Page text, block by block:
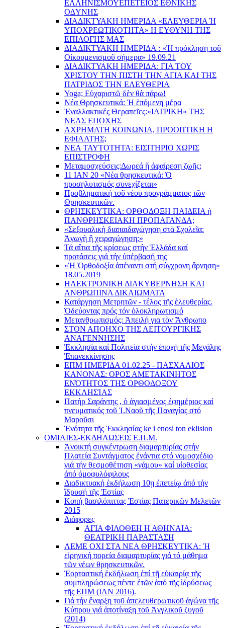
EΛΛΗΝΙΣΜΟΥEΠEΤΕΙΟΣ EΘΝΙΚHΣ
O∆YΝΗΣ
ΔΙΑΔΙΚΤΥΑΚΗ ΗΜΕΡΙΔΑ «EΛΕΥΘΕΡΙΑ Ή
YΠΟΧΡΕΩΤΙΚΟΤΗΤΑ» Η ΕΥΘΥΝΗ ΤΗΣ
EΠΙΛΟΓΗΣ ΜΑΣ
ΔΙΑΔΙΚΤΥΑΚΗ ΗΜΕΡΙΔΑ : «Ἡ πρόκληση τοῦ
Οἰκουμενισμοῦ σήμερα» 19.09.21
ΔΙΑΔΙΚΤΥΑΚΗ ΗΜΕΡΙΔΑ: ΓΙΑ ΤΟΥ
ΧΡΙΣΤΟΥ ΤΗΝ ΠΙΣΤΗ ΤΗΝ ΑΓΙΑ ΚΑΙ ΤΗΣ
ΠΑΤΡΙΔΟΣ ΤΗΝ ΕΛΕΥΘΕΡΙΑ
Yoga; Εὐχαριστῶ δὲν θὰ πάρω!
Νέα Θρησκευτικά: Ἡ ἑπόμενη μέρα
Ἐναλλακτικές Θεραπεῖες:«ΙΑΤΡΙΚΗ» ΤΗΣ
ΝΕΑΣ ΕΠΟΧΗΣ
ΑΧΡΗΜΑΤΗ ΚΟΙΝΩΝΙΑ, ΠΡΟΟΠΤΙΚΗ Η
ΕΦΙΑΛΤΗΣ;
ΝΕΑ ΤΑΥΤΟΤΗΤΑ: ΕΙΣΙΤΗΡΙΟ ΧΩΡΙΣ
ΕΠΙΣΤΡΟΦΗ
Μεταμοσχεύσεις:Δωρεά ἤ ἀφαίρεση ζωῆς;
11 ΙΑΝ 20 «Νέα θρησκευτικά: Ὁ
προσηλυτισμός συνεχίζεται»
Προβληματική τοῦ νέου προγράμματος τῶν
Θρησκευτικῶν.
ΘΡΗΣΚΕΥΤΙΚΑ: ΟΡΘΟΔΟΞΗ ΠΑΙΔΕΙΑ ή
ΠΑΝΘΡΗΣΚΕΙΑΚΗ ΠΡΟΠΑΓΑΝΔΑ;
«Σεξουαλικὴ διαπαιδαγώγηση στὰ Σχολεῖα:
Ἀγωγὴ ἢ χειραγώγηση;»
Τά αἴτια τῆς κρίσεως στήν Ἑλλάδα καί
προτάσεις γιά τήν ὑπέρβασή της
«Ἡ Ὀρθοδοξία ἀπέναντι στή σύγχρονη ἄρνηση»
18.05.2019
ΗΛΕΚΤΡΟΝΙΚΗ ΔΙΑΚΥΒΕΡΝΗΣΗ ΚΑΙ
ΑΝΘΡΩΠΙΝΑ ΔΙΚΑΙΩΜΑΤΑ
Κατάργηση Μετρητῶν - τέλος τῆς ἐλευθερίας.
Ὁδεύοντας πρός τόν ὁλοκληρωτισμό
Μετανθρωπισμός: Ἀπειλή για τὸν Ἂνθρωπο
ΣΤΟΝ ΑΠΟΗΧΟ ΤΗΣ ΛΕΙΤΟΥΡΓΙΚΗΣ
ΑΝΑΓΕΝΝΗΣΗΣ
Ἐκκλησία καί Πολιτεία στήν ἐποχή τῆς Μεγάλης
Ἐπανεκκίνησης
ΕΠΜ ΗΜΕΡΙΔΑ 01.02.25 - ΠΑΣΧΑΛΙΟΣ
ΚΑΝΟΝΑΣ: ΟΡΟΣ ΑΜΕΤΑΚΙΝΗΤΟΣ
ΕΝΌΤΗΤΟΣ ΤΗΣ ΟΡΘΟΔΟΞΟΥ
ΕΚΚΛΗΣΊΑΣ
Πατήρ Σαράντης , ὁ ἁγιασμένος ἐφημέριος καί
πνευματικός τοῦ Ἱ.Ναοῦ τῆς Παναγίας στό
Μαροῦσι
Ἑνότητα τῆς Ἐκκλησίας ke i enosi ton eklision
ΟΜΙΛΙΕΣ-ΕΚΔΗΛΩΣΕΙΣ Ε.Π.Μ.
Ἀνοικτή συγκέντρωση διαμαρτυρίας στήν
Πλατεία Συντάγματος ἐνάντια στό νομοσχέδιο
γιά τήν θεσμοθέτηση «γάμου» καί υἱοθεσίας
ἀπό ὁμοφυλόφιλους
Διαδικτυακή ἐκδήλωση 10ῃ ἐπετείῳ ἀπό τήν
ἵδρυσή τῆς Ἑστίας
Κοπή βασιλόπιττας Ἑστίας Πατερικῶν Μελετῶν
2015
Διάφορες
ΑΓΙΑ ΦΙΛΟΘΕΗ Η ΑΘΗΝΑΙΑ:
ΘΕΑΤΡΙΚΗ ΠΑΡΑΣΤΑΣΗ
ΛΕΜΕ ΟΧΙ ΣΤΑ ΝΕΑ ΘΡΗΣΚΕΥΤΙΚΑ: Ἡ
εἰρηνική πορεία διαμαρτυρίας γιά τό μάθημα
τῶν νέων θρησκευτικῶν.
Ἑορταστική ἐκδήλωση ἐπί τῇ εὐκαιρίᾳ τῆς
συμπληρώσεως πέντε ἐτῶν ἀπό τῆς ἱδρύσεως
τῆς ΕΠΜ (ΙΑΝ 2016).
Γιά τήν ἔναρξη τοῦ ἀπελευθερωτικοῦ ἀγώνα τῆς
Κύπρου γιά ἀποτίναξη τοῦ Ἀγγλικοῦ ζυγοῦ
(2014)